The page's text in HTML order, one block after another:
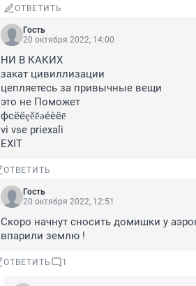
ОТВЕТИТЬ
Гость
20 октября 2022, 14:00
НИ В КАКИХ
закат цивиллизации
цепляетесь за привычные вещи
это не Поможет
фсёёęěĕəéèëē
vi vse priexali
EXIT
ОТВЕТИТЬ
Гость
20 октября 2022, 12:51
Скоро начнут сносить домишки у
впарили землю !
ОТВЕТИТЬ 1